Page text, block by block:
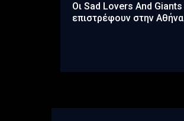
Οι Sad Lovers And Giants
επιστρέφουν στην Αθήνα